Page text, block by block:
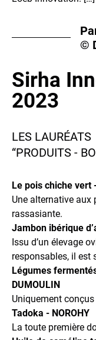
©
Sirha
2023
LES LAURÉATS
“PRODUITS -
Le pois chiche vert
Une alternative aux
rassasiante.
Jambon ibérique
Issu d’un élevage
responsables, il est
Légumes
DUMOULIN
Uniquement
Tadoka - NOROHY
La toute première